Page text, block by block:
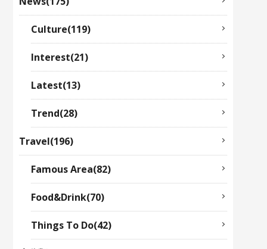
Culture(119)
Interest(21)
Latest(13)
Trend(28)
Travel(196)
Famous Area(82)
Food&Drink(70)
Things To Do(42)